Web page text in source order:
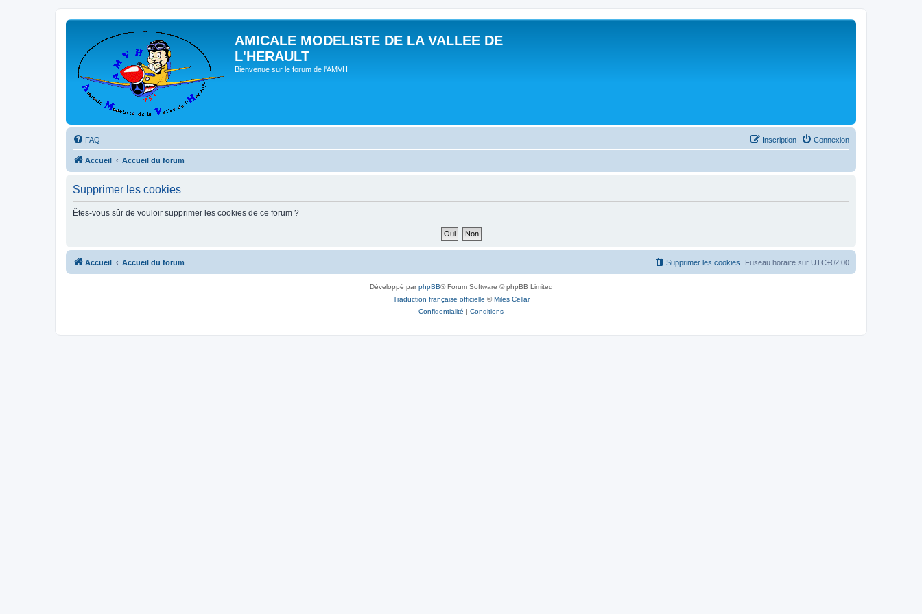
AMICALE MODELISTE DE LA VALLEE DE
L'HERAULT
Bienvenue sur le forum de l'AMVH
FAQ Connexion
Inscription
Accueil Accueil du forum
Supprimer les cookies
Êtes-vous sûr de vouloir supprimer les cookies de ce forum ?
Accueil Accueil du forum Fuseau horaire sur UTC+02:00
Supprimer les cookies
Développé parphpBB® Forum Software © phpBB Limited
Traduction française officielle ©Miles Cellar
Confidentialité | Conditions